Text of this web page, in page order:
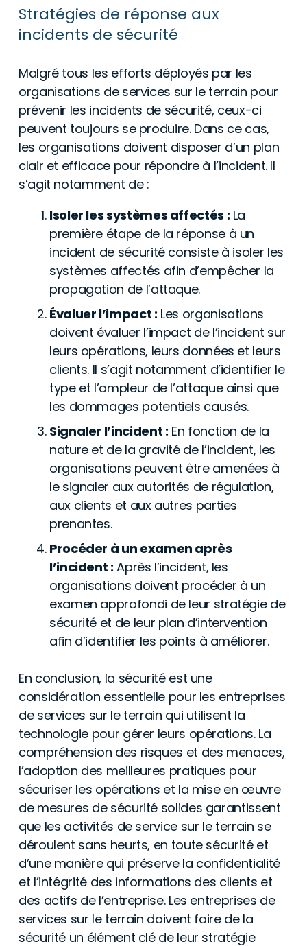
Stratégies de réponse aux
incidents de sécurité
Malgré tous les efforts déployés par les
organisations de services sur le terrain pour
prévenir les incidents de sécurité, ceux-ci
peuvent toujours se produire. Dans ce cas,
les organisations doivent disposer d’un plan
clair et efficace pour répondre à l’incident. Il
s’agit notamment de :
Isoler les systèmes affectés : La
première étape de la réponse à un
incident de sécurité consiste à isoler les
systèmes affectés afin d’empêcher la
propagation de l’attaque.
Évaluer l’impact : Les organisations
doivent évaluer l’impact de l’incident sur
leurs opérations, leurs données et leurs
clients. Il s’agit notamment d’identifier le
type et l’ampleur de l’attaque ainsi que
les dommages potentiels causés.
Signaler l’incident : En fonction de la
nature et de la gravité de l’incident, les
organisations peuvent être amenées à
le signaler aux autorités de régulation,
aux clients et aux autres parties
prenantes.
Procéder à un examen après
l’incident : Après l’incident, les
organisations doivent procéder à un
examen approfondi de leur stratégie de
sécurité et de leur plan d’intervention
afin d’identifier les points à améliorer.
En conclusion, la sécurité est une
considération essentielle pour les entreprises
de services sur le terrain qui utilisent la
technologie pour gérer leurs opérations. La
compréhension des risques et des menaces,
l’adoption des meilleures pratiques pour
sécuriser les opérations et la mise en œuvre
de mesures de sécurité solides garantissent
que les activités de service sur le terrain se
déroulent sans heurts, en toute sécurité et
d’une manière qui préserve la confidentialité
et l’intégrité des informations des clients et
des actifs de l’entreprise. Les entreprises de
services sur le terrain doivent faire de la
sécurité un élément clé de leur stratégie